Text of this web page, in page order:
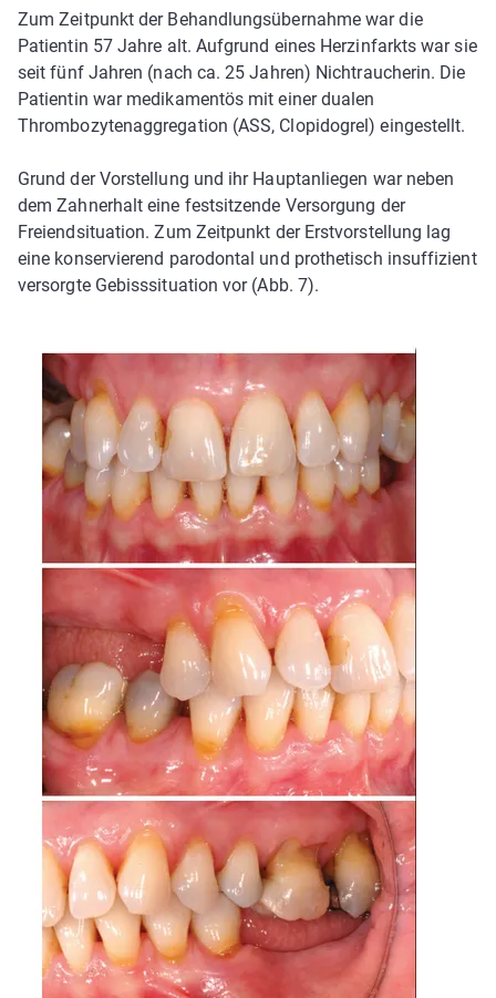
Zum Zeitpunkt der Behandlungsübernahme war die
Patientin 57 Jahre alt. Aufgrund eines Herzinfarkts war sie
seit fünf Jahren (nach ca. 25 Jahren) Nichtraucherin. Die
Patientin war medikamentös mit einer dualen
Thrombozytenaggregation (ASS, Clopidogrel) eingestellt.
Grund der Vorstellung und ihr Hauptanliegen war neben
dem Zahnerhalt eine festsitzende Versorgung der
Freiendsituation. Zum Zeitpunkt der Erstvorstellung lag
eine konservierend parodontal und prothetisch insuffizient
versorgte Gebisssituation vor (Abb. 7).